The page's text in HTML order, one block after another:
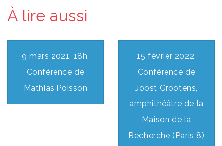
À lire aussi
9 mars 2021, 18h,
Conférence de
Mathias Poisson
15 février 2022.
Conférence de
Joost Grootens,
amphithéâtre de la
Maison de la
Recherche (Paris 8)